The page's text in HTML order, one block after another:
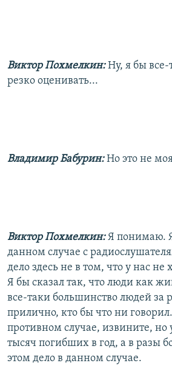
Виктор Похмелкин:Ну, я бы все-
резко оценивать...
Владимир Бабурин:Но это не
Виктор Похмелкин:Я понимаю.
данном случае с
дело здесь не в том, что у нас не
Я бы сказал так, что люди как
все-таки большинство людей за
прилично, кто бы что ни
противном случае, извините, но
тысяч погибших в год, а в разы
этом дело в данном случае.